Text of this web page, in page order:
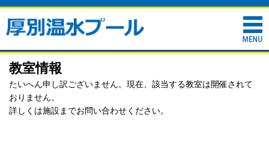
教室情報
たいへん申し訳ございません。現在、該当する教室は開催されて
おりません。
詳しくは施設までお問い合わせください。